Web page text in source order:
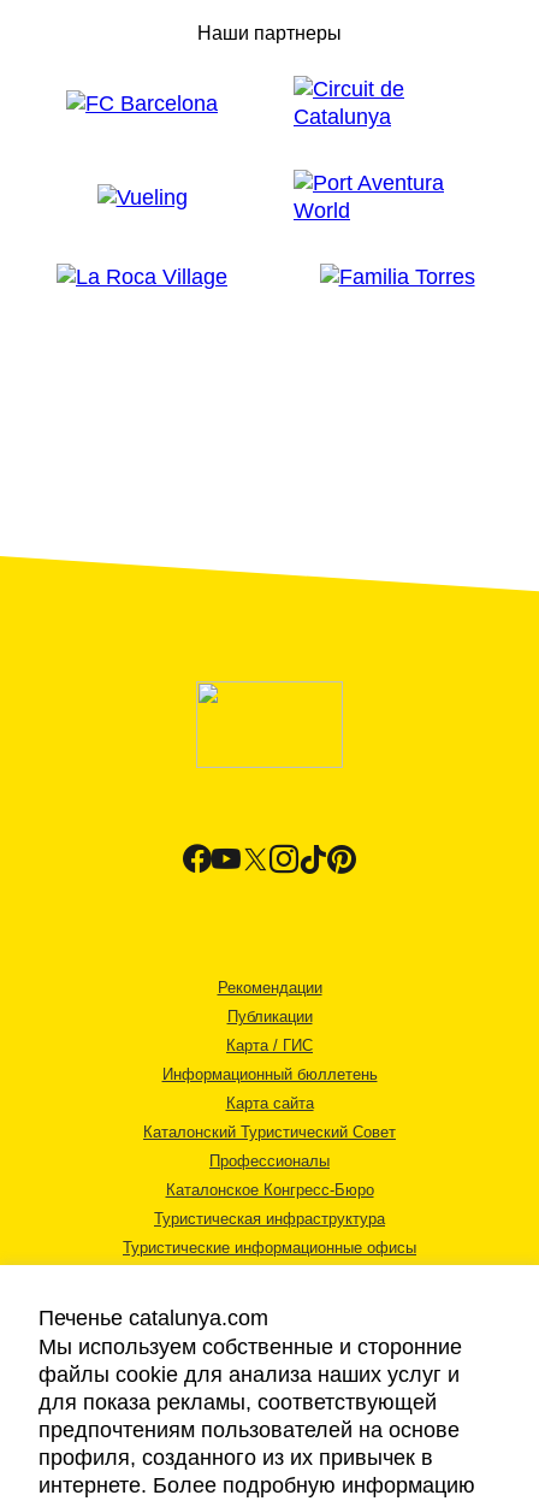
Наши партнеры
Рекомендации
Публикации
Карта / ГИС
Информационный бюллетень
Карта сайта
Каталонский Туристический Совет
Профессионалы
Каталонское Конгресс-Бюро
Туристическая инфраструктура
Туристические информационные офисы
Правовая информация
Cookies
Печенье catalunya.com
Мы используем собственные и сторонние
файлы cookie для анализа наших услуг и
для показа рекламы, соответствующей
предпочтениям пользователей на основе
профиля, созданного из их привычек в
интернете. Более подробную информацию